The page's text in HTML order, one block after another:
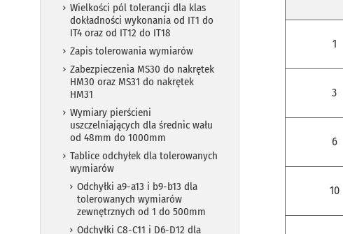
Wielkości pól tolerancji dla klas
dokładności wykonania od IT1 do
IT4 oraz od IT12 do IT18
Zapis tolerowania wymiarów
Zabezpieczenia MS30 do nakrętek
HM30 oraz MS31 do nakrętek
HM31
Wymiary pierścieni
uszczelniających dla średnic wału
od 48mm do 1000mm
Tablice odchyłek dla tolerowanych
wymiarów
Odchyłki a9-a13 i b9-b13 dla
tolerowanych wymiarów
zewnętrznych od 1 do 500mm
Odchyłki C8-C11 i D6-D12 dla
1
3
6
10